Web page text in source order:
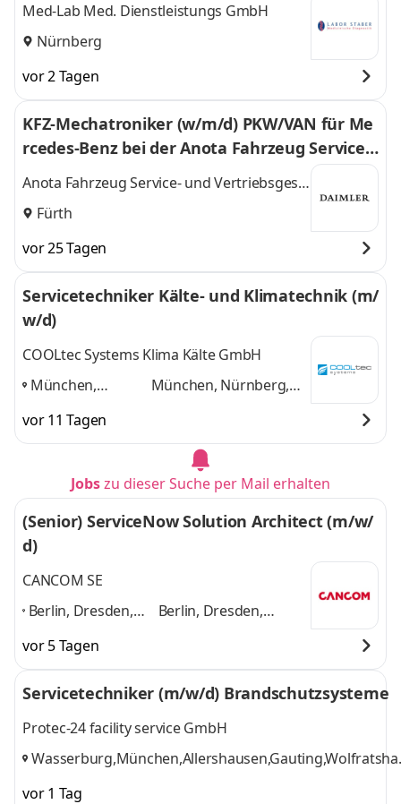
Med-Lab Med. Dienstleistungs GmbH
Nürnberg
vor 2 Tagen
KFZ-Mechatroniker (w/m/d) PKW/VAN für Me
rcedes-Benz bei der Anota Fahrzeug Service-
und Vertriebsgesellschaft mbH, Fürth, Schwa
bacher Str. 380
Anota Fahrzeug Service- und Vertriebsges.
mbHFürth
vor 25 Tagen
Servicetechniker Kälte- und Klimatechnik (m/
w/d)
COOLtec Systems Klima Kälte GmbH
München,
Augsburg,
Rosenheim,
München, Nürnberg,
vor 11 Tagen
Jobszu dieser Suche per Mail erhalten
(Senior) ServiceNow Solution Architect (m/w/
d)
CANCOM SE
Berlin, Dresden,
Hamburg,
Hannover,
München,
Nürnberg,
Stuttgart ,
Berlin, Dresden,
München, Nürnberg,
Stuttgartund 6
weitere
vor 5 Tagen
Servicetechniker (m/w/d) Brandschutzsysteme
Protec-24 facility service GmbH
vor 1 Tag